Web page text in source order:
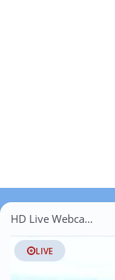
HD Live Webcams Diezikon
LIVE